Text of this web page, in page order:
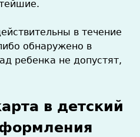
в течение
обнаружено в
ребенка не допустят,
в детский